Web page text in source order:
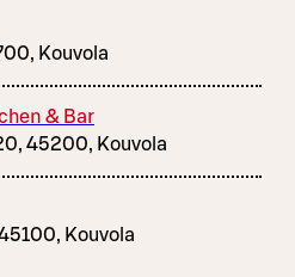
Kouvola
& Bar
45200, Kouvola
Kouvola